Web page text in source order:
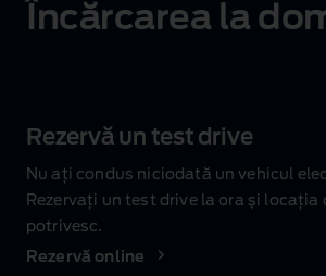
Încărcarea la
Rezervă un test drive
Nu ați condus niciodată un vehicul
Rezervați un test drive la ora și locația
potrivesc.
Rezervă online